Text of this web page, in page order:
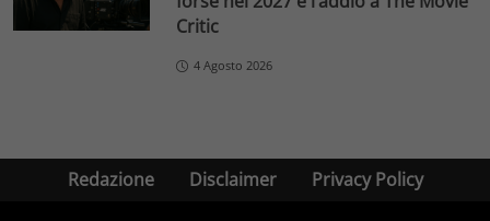
Critic
4 Agosto 2026
Redazione Disclaimer Privacy Policy